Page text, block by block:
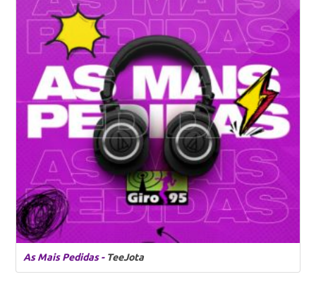
As Mais Pedidas - TeeJota